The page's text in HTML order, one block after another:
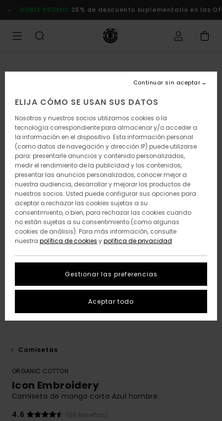
la
DOBLE PROMO 25% de descuento suplementario en las
Camisetas
ORGANIC COTTON
Icon Embroidery
Camiseta de manga corta Azul hombre
4.6
(68 Reseñas)
ELIJA CÓMO SE USAN SUS DATOS
Nosotros y nuestros socios utilizamos cookies o la
tecnología correspondiente para almacenar y/o acceder a
la información en el dispositivo. Esta información personal
(como datos de navegación y dirección IP) puede utilizarse
para: presentarle anuncios y contenido personalizados,
medir el rendimiento de la publicidad y los contenidos,
presentar las anuncios personalizados, conocer mejor a
nuestra audiencia, desarrollar y mejorar los productos de
nuestros socios. Usted puede configurar sus opciones para
aceptar o rechazar las cookies sujetas a su
consentimiento, o bien, para rechazar las cookies cuando
no están sujetas a su consentimiento (como algunas
cookies de análisis). Para más información, consulte
nuestra política de cookies ypolítica de privacidad
Gestionar las preferencias
Continuar sin aceptar
Aceptar todo